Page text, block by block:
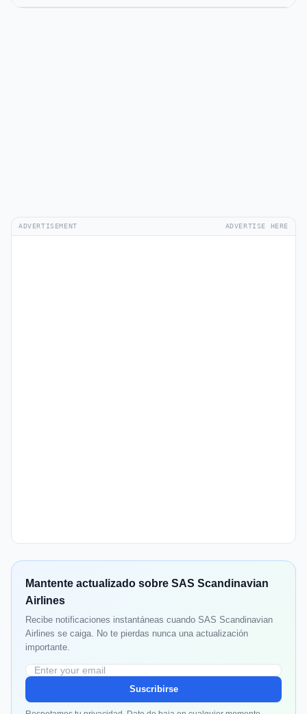
ADVERTISEMENT ADVERTISE HERE
Mantente actualizado sobre SAS Scandinavian
Airlines
Recibe notificaciones instantáneas cuando SAS Scandinavian
Airlines se caiga. No te pierdas nunca una actualización
importante.
Suscribirse